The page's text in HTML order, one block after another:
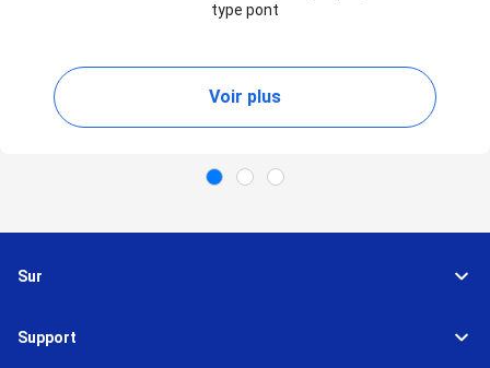
type pont
Voir plus
Sur
Support